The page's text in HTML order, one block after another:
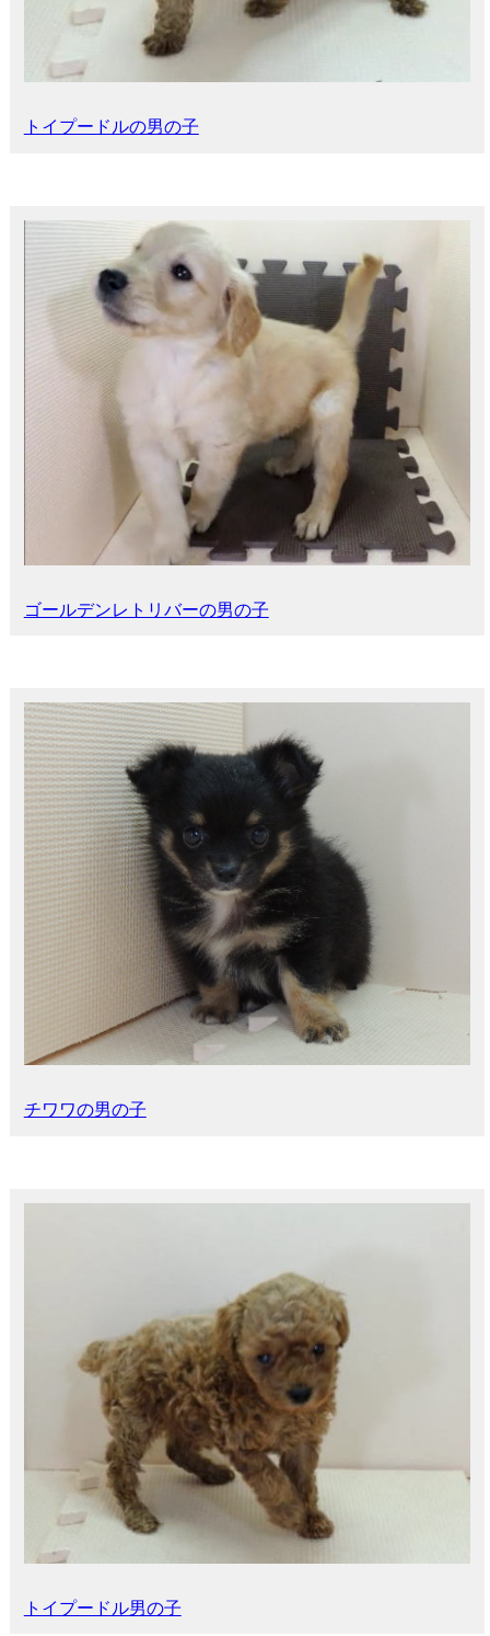
トイプードルの男の子
ゴールデンレトリバーの男の子
チワワの男の子
トイプードル男の子